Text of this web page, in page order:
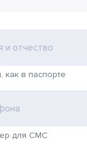
и отчество
как в паспорте
для СМС